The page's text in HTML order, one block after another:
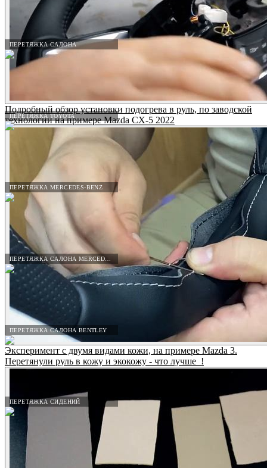
ПЕРЕТЯЖКА САЛОНА
ПЕРЕТЯЖКА TOYOTA
ПЕРЕТЯЖКА MERCEDES-BENZ
ПЕРЕТЯЖКА САЛОНА BENTLEY
ПЕРЕТЯЖКА СИДЕНИЙ
Подробный обзор установки подогрева в руль, по заводской
технологии на примере Mazda CX-5 2022
Эксперимент с двумя видами кожи, на примере Mazda 3.
Перетянули руль в кожу и экокожу - что лучше_!